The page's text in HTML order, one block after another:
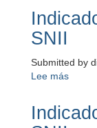
2024
SNII
SNII
Submitted by
Lee más
2023